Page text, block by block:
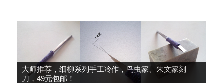
大师推荐，细柳系列手工冷作，鸟虫篆、朱文篆刻
刀，49元包邮！